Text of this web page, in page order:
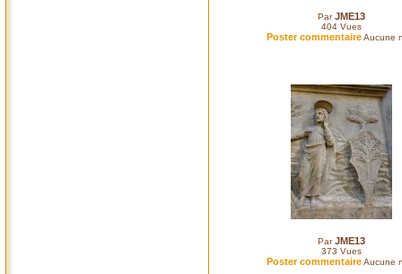
ParJME13
404 Vues
Poster commentaireAucune
ParJME13
373 Vues
Poster commentaireAucune